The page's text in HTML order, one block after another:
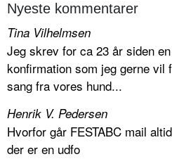
Nyeste kommentarer
Tina Vilhelmsen
Jeg skrev for ca 23 år siden
konfirmation som jeg gerne vil
sang fra vores hund...
Henrik V. Pedersen
Hvorfor går FESTABC mail
der er en udfo